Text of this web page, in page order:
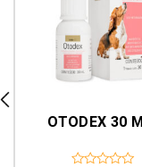
OTODEX 30